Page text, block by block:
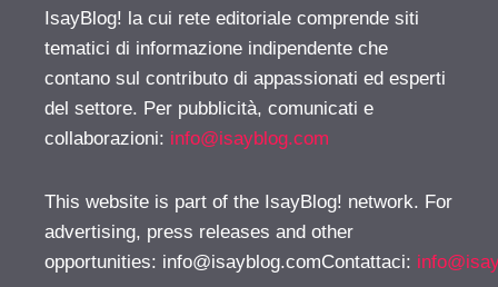
IsayBlog! la cui rete editoriale comprende siti
tematici di informazione indipendente che
contano sul contributo di appassionati ed esperti
del settore. Per pubblicità, comunicati e
collaborazioni: info@isayblog.com
This website is part of the IsayBlog! network. For
advertising, press releases and other
opportunities: info@isayblog.comContattaci: